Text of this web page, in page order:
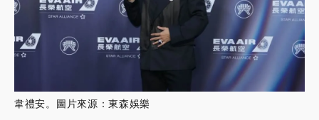
韋禮安。圖片來源：東森娛樂